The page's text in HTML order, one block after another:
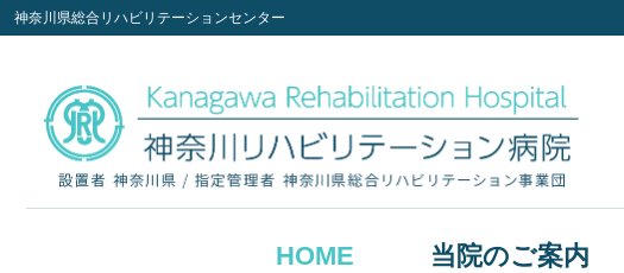
神奈川県総合リハビリテーションセンター
HOME 当院のご案内